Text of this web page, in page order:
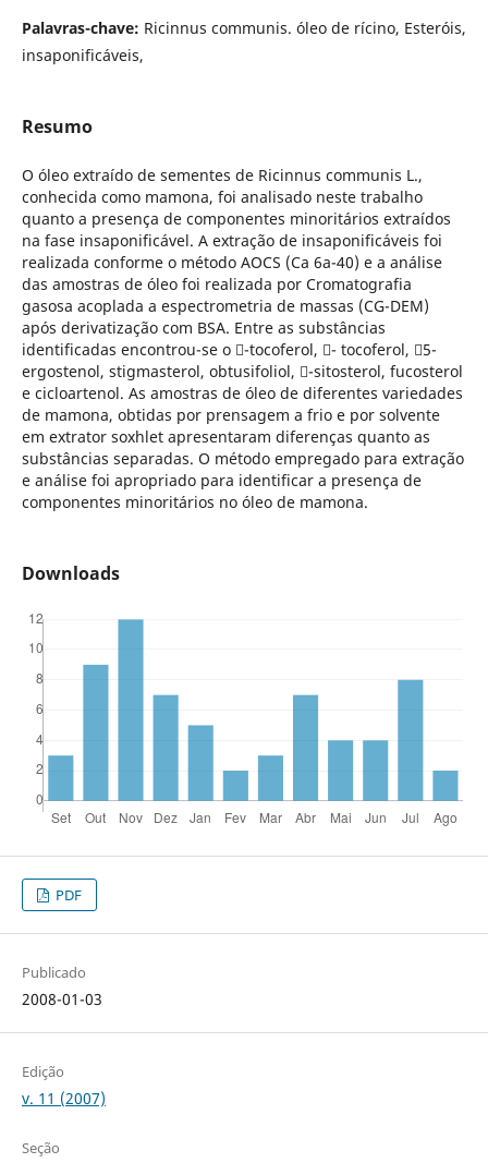
Palavras-chave: Ricinnus communis. óleo de rícino, Esteróis,
insaponificáveis,
Resumo
O óleo extraído de sementes de Ricinnus communis L.,
conhecida como mamona, foi analisado neste trabalho
quanto a presença de componentes minoritários extraídos
na fase insaponificável. A extração de insaponificáveis foi
realizada conforme o método AOCS (Ca 6a-40) e a análise
das amostras de óleo foi realizada por Cromatografia
gasosa acoplada a espectrometria de massas (CG-DEM)
após derivatização com BSA. Entre as substâncias
identificadas encontrou-se o -tocoferol, - tocoferol, 5-
ergostenol, stigmasterol, obtusifoliol, -sitosterol, fucosterol
e cicloartenol. As amostras de óleo de diferentes variedades
de mamona, obtidas por prensagem a frio e por solvente
em extrator soxhlet apresentaram diferenças quanto as
substâncias separadas. O método empregado para extração
e análise foi apropriado para identificar a presença de
componentes minoritários no óleo de mamona.
Downloads
PDF
Publicado
2008-01-03
Edição
v. 11 (2007)
Seção